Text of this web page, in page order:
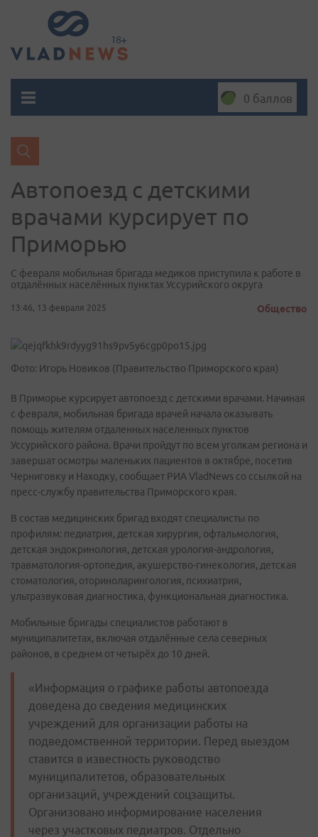
0 баллов
Автопоезд с детскими
врачами курсирует по
Приморью
С февраля мобильная бригада медиков приступила к работе в
отдалённых населённых пунктах Уссурийского округа
13:46, 13 февраля 2025 Общество
Фото: Игорь Новиков (Правительство Приморского края)
В Приморье курсирует автопоезд с детскими врачами. Начиная
с февраля, мобильная бригада врачей начала оказывать
помощь жителям отдаленных населенных пунктов
Уссурийского района. Врачи пройдут по всем уголкам региона и
завершат осмотры маленьких пациентов в октябре, посетив
Черниговку и Находку, сообщает РИА VladNews со ссылкой на
пресс-службу правительства Приморского края.
В состав медицинских бригад входят специалисты по
профилям: педиатрия, детская хирургия, офтальмология,
детская эндокринология, детская урология-андрология,
травматология-ортопедия, акушерство-гинекология, детская
стоматология, оториноларингология, психиатрия,
ультразвуковая диагностика, функциональная диагностика.
Мобильные бригады специалистов работают в
муниципалитетах, включая отдалённые села северных
районов, в среднем от четырёх до 10 дней.
«Информация о графике работы автопоезда
доведена до сведения медицинских
учреждений для организации работы на
подведомственной территории. Перед выездом
ставится в известность руководство
муниципалитетов, образовательных
организаций, учреждений соцзащиты.
Организовано информирование населения
через участковых педиатров. Отдельно